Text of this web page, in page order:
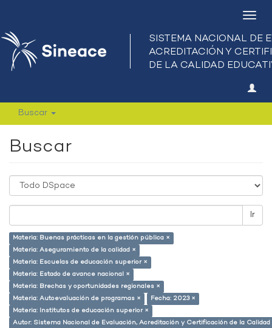
Buscar
Buscar
Ir
Materia: Buenas prácticas en la gestión pública ×
Materia: Aseguramiento de la calidad ×
Materia: Escuelas de educación superior ×
Materia: Estado de avance nacional ×
Materia: Brechas y oportunidades regionales ×
Materia: Autoevaluación de programas ×
Fecha: 2023 ×
Materia: Institutos de educación superior ×
Autor: Sistema Nacional de Evaluación, Acreditación y Certificación de la